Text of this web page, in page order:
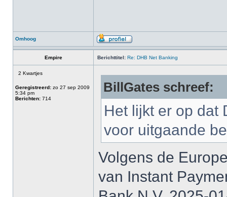
Omhoog
Empire Berichttitel: Re: DHB Net Banking
2 Kwartjes
Geregistreerd: zo 27 sep 2009
5:34 pm
Berichten: 714
BillGates schreef:
Het lijkt er op dat
voor uitgaande
Volgens de
van Instant